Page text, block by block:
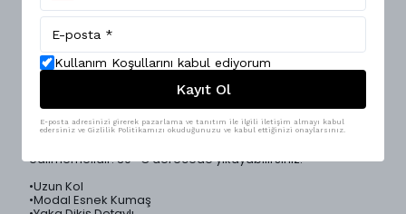
Nefes alabilen uzun kol oversize erkek t-shirt, şık ve rahat
bir kullanım sunar. Modal kumaşın esnek yapısı gün boyu
konfor sağlarken, yaka dikiş detayları tasarıma ince bir
dokunuş katıyor. 4 farklı renk seçeneği ile geniş kombin
imkanı sunar. Sokak Modası ve casual kombinler için
mükemmel bir seçim!
•Ürünlerimiz Mesfeno markası tarafından Türkiye'de özenle
üretilmiştir.
edilmemelidir. 30 °C derecede yıkayabilirsiniz.
•Uzun Kol
•Modal Esnek Kumaş
Kullanım Koşullarını kabul ediyorum
Kayıt Ol
E-posta adresinizi girerek pazarlama ve tanıtım ile ilgili iletişim almayı kabul
edersiniz ve Gizlilik Politikamızı okuduğunuzu ve kabul ettiğinizi onaylarsınız.